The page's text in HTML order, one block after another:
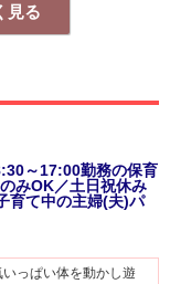
見る
～17:00勤務の保育
みOK／土日祝休み
育て中の主婦(夫)パ
っぱい体を動かし遊